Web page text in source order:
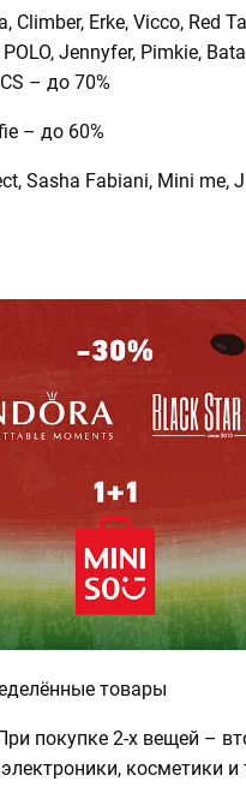
Climber, Erke, Vicco, Red
Jennyfer, Pimkie,
– до 70%
– до 60%
Sasha Fabiani, Mini me,
товары
покупке 2-х вещей –
косметики и